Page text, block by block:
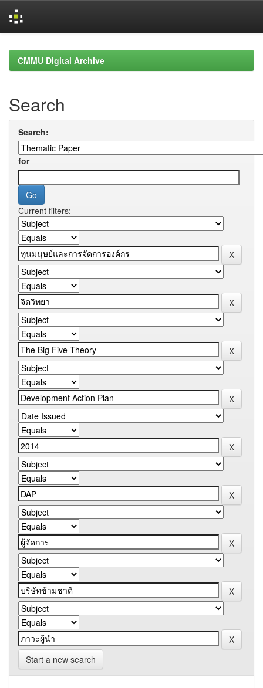
navigationCMMU Digital Archive
Search
Search:
for
Current filters:
Start a new search